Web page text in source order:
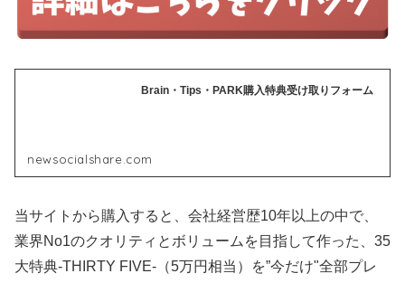
Brain・Tips・PARK購入特典受け取りフォーム
newsocialshare.com
当サイトから購入すると、会社経営歴10年以上の中で、
業界No1のクオリティとボリュームを目指して作った、35
大特典-THIRTY FIVE-（5万円相当）を”今だけ"全部プレ